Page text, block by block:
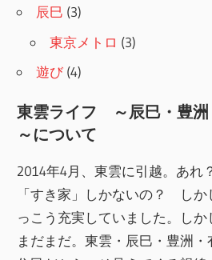
辰巳 (3)
東京メトロ (3)
遊び (4)
東雲ライフ ～辰巳・豊洲
～について
2014年4月、東雲に引越。あれ
「すき家」しかないの？ しか
っこう充実していました。し
まだまだ。東雲・辰巳・豊洲